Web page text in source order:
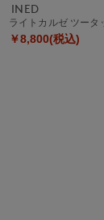
INED
ライトカルゼ ツータ
￥8,800(税込)